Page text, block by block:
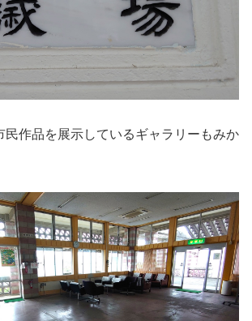
民作品を展示しているギャラリーもみか